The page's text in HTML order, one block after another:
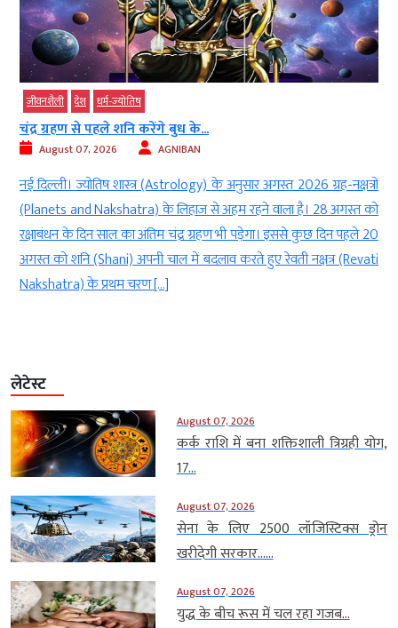
जीवनशैली देश धर्म-ज्‍योतिष
चंद्र ग्रहण से पहले शनि करेंगे बुध के...
August 07, 2026 AGNIBAN
नई दिल्ली। ज्योतिष शास्त्र (Astrology) के अनुसार अगस्त 2026 ग्रह-नक्षत्रों
(Planets and Nakshatra) के लिहाज से अहम रहने वाला है। 28 अगस्त को
रक्षाबंधन के दिन साल का अंतिम चंद्र ग्रहण भी पड़ेगा। इससे कुछ दिन पहले 20
अगस्त को शनि (Shani) अपनी चाल में बदलाव करते हुए रेवती नक्षत्र (Revati
Nakshatra) के प्रथम चरण […]
लेटेस्ट
August 07, 2026
कर्क राशि में बना शक्तिशाली त्रिग्रही योग,
17...
August 07, 2026
सेना के लिए 2500 लॉजिस्टिक्स ड्रोन
खरीदेगी सरकार…...
August 07, 2026
युद्ध के बीच रूस में चल रहा गजब...